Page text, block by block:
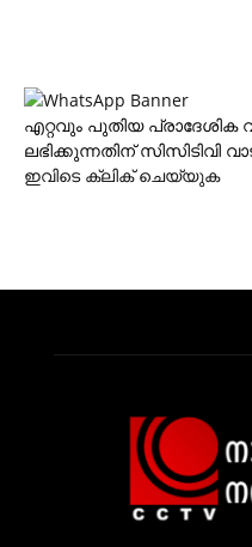
എറ്റവും പുതിയ
ലഭിക്കുന്നതിന്
ഇവിടെ ക്ലിക് ചെയ്യുക